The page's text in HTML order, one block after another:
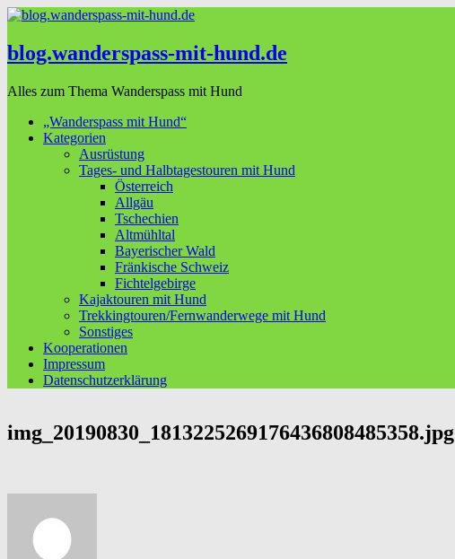
blog.wanderspass-mit-hund.de
Alles zum Thema Wanderspass mit Hund
„Wanderspass mit Hund“
Kategorien
Ausrüstung
Tages- und Halbtagestouren mit Hund
Österreich
Allgäu
Tschechien
Altmühltal
Bayerischer Wald
Fränkische Schweiz
Fichtelgebirge
Kajaktouren mit Hund
Trekkingtouren/Fernwanderwege mit Hund
Sonstiges
Kooperationen
Impressum
Datenschutzerklärung
img_20190830_1813225269176436808485358.jpg